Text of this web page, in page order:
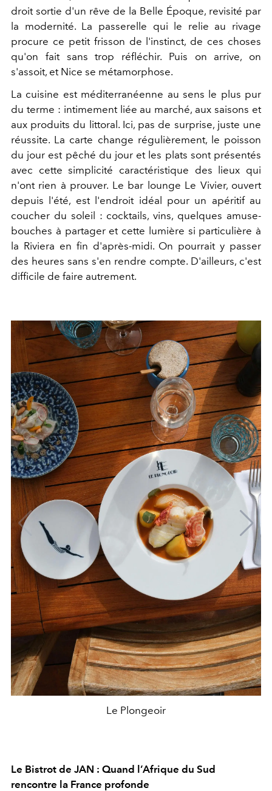
droit sortie d'un rêve de la Belle Époque, revisité par
la modernité. La passerelle qui le relie au rivage
procure ce petit frisson de l'instinct, de ces choses
qu'on fait sans trop réfléchir. Puis on arrive, on
s'assoit, et Nice se métamorphose.
La cuisine est méditerranéenne au sens le plus pur
du terme : intimement liée au marché, aux saisons et
aux produits du littoral. Ici, pas de surprise, juste une
réussite. La carte change régulièrement, le poisson
du jour est pêché du jour et les plats sont présentés
avec cette simplicité caractéristique des lieux qui
n'ont rien à prouver. Le bar lounge Le Vivier, ouvert
depuis l'été, est l'endroit idéal pour un apéritif au
coucher du soleil : cocktails, vins, quelques amuse-
bouches à partager et cette lumière si particulière à
la Riviera en fin d'après-midi. On pourrait y passer
des heures sans s'en rendre compte. D'ailleurs, c'est
difficile de faire autrement.
Le Plongeoir
Le Bistrot de JAN : Quand l’Afrique du Sud
rencontre la France profonde